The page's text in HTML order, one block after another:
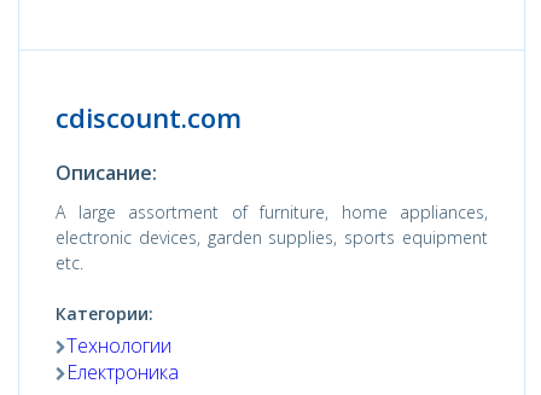
cdiscount.com
Описание:
A large assortment of furniture, home appliances,
electronic devices, garden supplies, sports equipment
etc.
Категории:
Технологии
Електроника